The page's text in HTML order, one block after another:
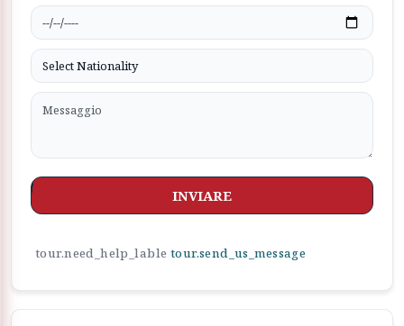
INVIARE
tour.need_help_lable tour.send_us_message